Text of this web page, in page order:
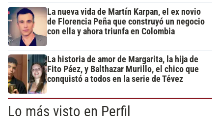
La nueva vida de Martín Karpan, el ex novio
de Florencia Peña que construyó un negocio
con ella y ahora triunfa en Colombia
La historia de amor de Margarita, la hija de
Fito Páez, y Balthazar Murillo, el chico que
conquistó a todos en la serie de Tévez
Lo más visto en Perfil